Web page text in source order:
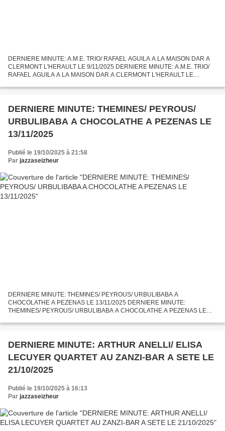
DERNIERE MINUTE: A.M.E. TRIO/ RAFAEL AGUILA A LA MAISON DAR A
CLERMONT L'HERAULT LE 9/11/2025 DERNIERE MINUTE: A.M.E. TRIO/
RAFAEL AGUILA A LA MAISON DAR A CLERMONT L'HERAULT LE
JOAN ECHE-PUIG...
DERNIERE MINUTE: THEMINES/ PEYROUS/
URBULIBABA A CHOCOLATHE A PEZENAS LE
13/11/2025
Publié le 19/10/2025 à 21:58
Par jazzaseizheur
DERNIERE MINUTE: THEMINES/ PEYROUS/ URBULIBABA A
CHOCOLATHE A PEZENAS LE 13/11/2025 DERNIERE MINUTE:
THEMINES/ PEYROUS/ URBULIBABA A CHOCOLATHE A PEZENAS LE
OLIVIER THEMINES aux saxophones...
DERNIERE MINUTE: ARTHUR ANELLI/ ELISA
LECUYER QUARTET AU ZANZI-BAR A SETE LE
21/10/2025
Publié le 19/10/2025 à 16:13
Par jazzaseizheur